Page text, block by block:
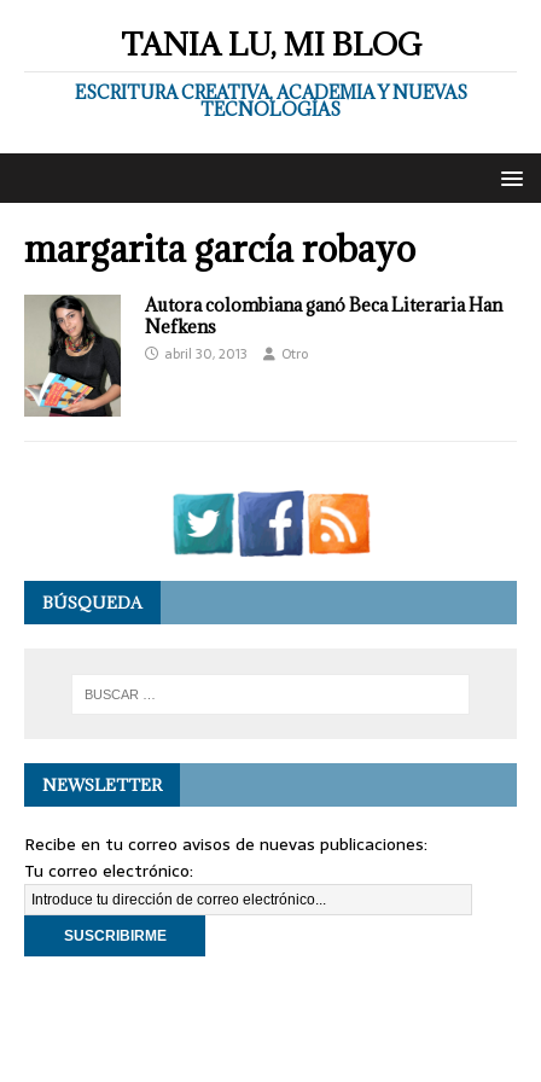
TANIA LU, MI BLOG
ESCRITURA CREATIVA, ACADEMIA Y NUEVAS
TECNOLOGÍAS
margarita garcía robayo
Autora colombiana ganó Beca Literaria Han
Nefkens
abril 30, 2013 Otro
BÚSQUEDA
NEWSLETTER
Recibe en tu correo avisos de nuevas publicaciones:
Tu correo electrónico: